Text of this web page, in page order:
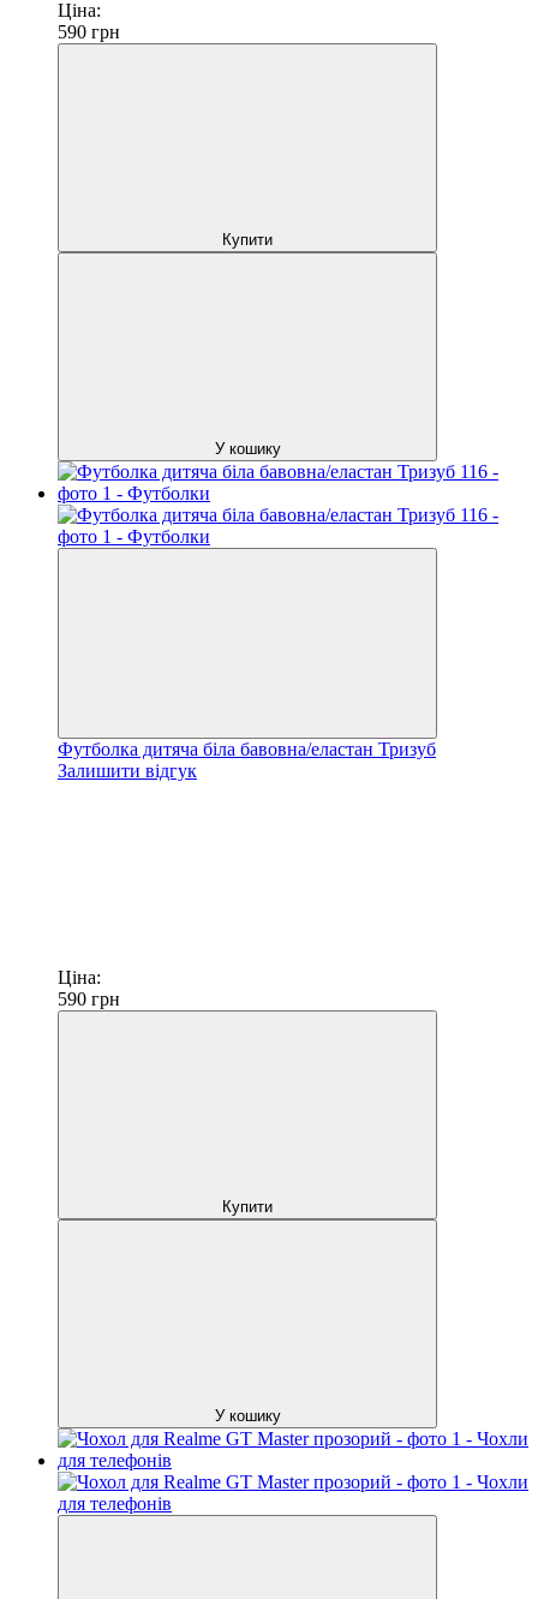
Ціна:
590 грн
Купити
У кошику
Футболка дитяча біла бавовна/еластан Тризуб
Залишити відгук
Ціна:
590 грн
Купити
У кошику